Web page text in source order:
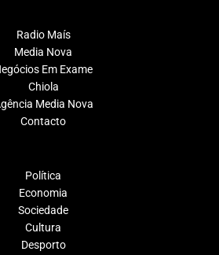
Radio Maís
Media Nova
Em Exame
Chiola
Media Nova
Contacto
Política
Economia
Sociedade
Cultura
Desporto